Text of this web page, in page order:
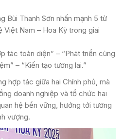
Bùi Thanh Sơn nhấn mạnh 5 từ
Việt Nam – Hoa Kỳ trong giai
tác toàn diện” – “Phát triển cùng
– “Kiến tạo tương lai.”
hợp tác giữa hai Chính phủ, mà
doanh nghiệp và tổ chức hai
hệ bền vững, hướng tới tương
vượng.